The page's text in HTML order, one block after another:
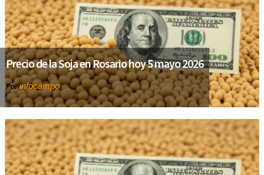
Precio de la Soja en Rosario hoy 5 mayo 2026
Porinfocampo